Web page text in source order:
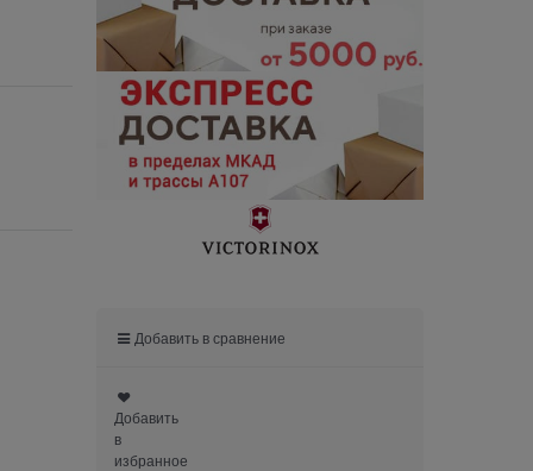
Добавить в сравнение
Добавить
в
избранное